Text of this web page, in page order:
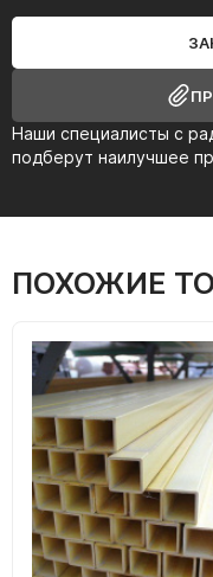
Наши специалисты с
подберут наилучшее
ПОХОЖИЕ